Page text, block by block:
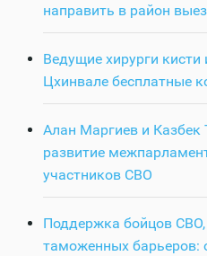
направить в район
Ведущие хирурги кисти
Цхинвале бесплатные
Алан Маргиев и Казбек
развитие
участников СВО
Поддержка бойцов СВО,
таможенных барьеров: